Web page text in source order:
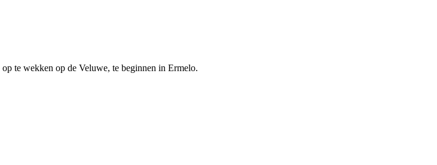
te wekken op de Veluwe, te beginnen in Ermelo.